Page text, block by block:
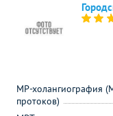
МР-холангиография
протоков)